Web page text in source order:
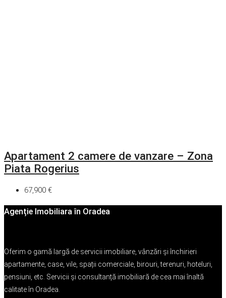
Apartament 2 camere de vanzare – Zona
Piata Rogerius
67,900 €
Agenție Imobiliara în Oradea
Oferim o gamă largă de servicii imobiliare, vânzări și închirieri
apartamente, case, vile, spații comerciale, birouri, terenuri, hoteluri,
pensiuni, etc. Servicii și consultanță imobiliară de cea mai înaltă
calitate în Oradea.